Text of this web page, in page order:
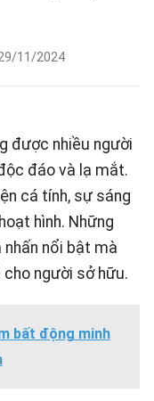
11/2024
được nhiều người
đáo và lạ mắt.
cá tính, sự sáng
hình. Những
nổi bật mà
người sở hữu.
bất động minh